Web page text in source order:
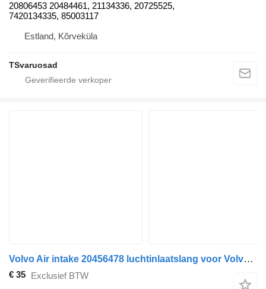
20806453 20484461, 21134336, 20725525,
7420134335, 85003117
Estland, Kõrveküla
TSvaruosad
Volvo Air intake 20456478 luchtinlaatslang voor Volvo FM-300 trekker
€ 35 Exclusief BTW